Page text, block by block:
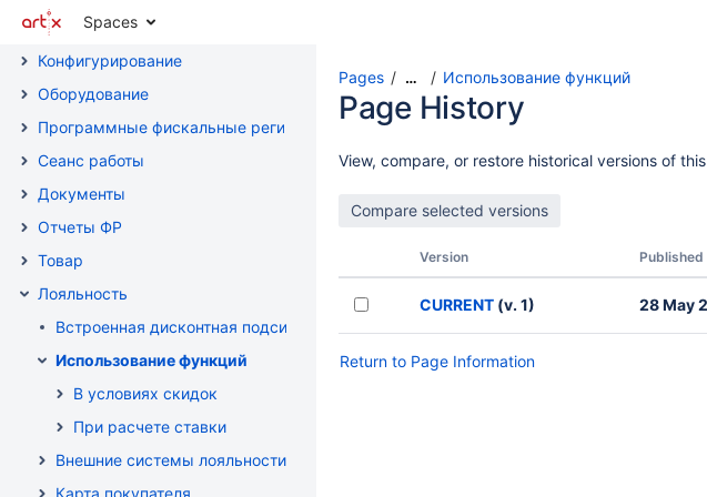
Spaces
Лицензирование Artix:POS
Конфигурирование
Оборудование
Программные фискальные регистраторы
Сеанс работы
Документы
Отчеты ФР
Товар
Лояльность
Встроенная дисконтная подсистема
Использование функций
В условиях скидок
При расчете ставки
Внешние системы лояльности
Карта покупателя
Pages … Использование функций
Page History
View, compare, or restore historical versions of
Version Published
CURRENT (v. 1) 28 May
Return to Page Information